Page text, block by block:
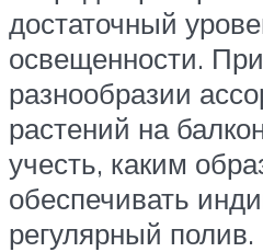
достаточный
освещенности.
разнообразии
растений на
учесть, каким
обеспечивать
регулярный полив.